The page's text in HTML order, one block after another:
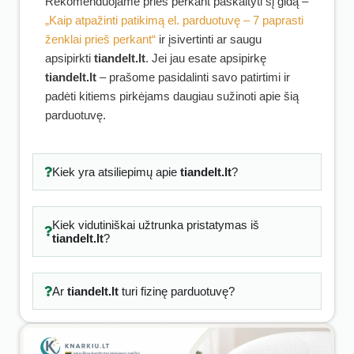
„Kaip atpažinti patikimą el. parduotuvę – 7 paprasti
ženklai prieš perkant“ ir įsivertinti ar saugu
apsipirkti tiandelt.lt. Jei jau esate apsipirkę
tiandelt.lt – prašome pasidalinti savo patirtimi ir
padėti kitiems pirkėjams daugiau sužinoti apie šią
parduotuvę.
Kiek yra atsiliepimų apie tiandelt.lt?
Kiek vidutiniškai užtrunka pristatymas iš
tiandelt.lt?
Ar tiandelt.ltturi fizinę parduotuvę?